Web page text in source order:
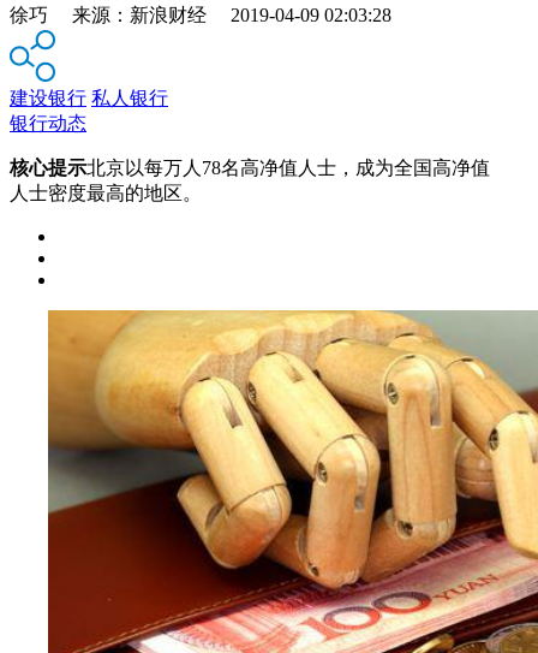
徐巧 来源：新浪财经 2019-04-09 02:03:28
建设银行 私人银行
银行动态
核心提示北京以每万人78名高净值人士，成为全国高净值
人士密度最高的地区。